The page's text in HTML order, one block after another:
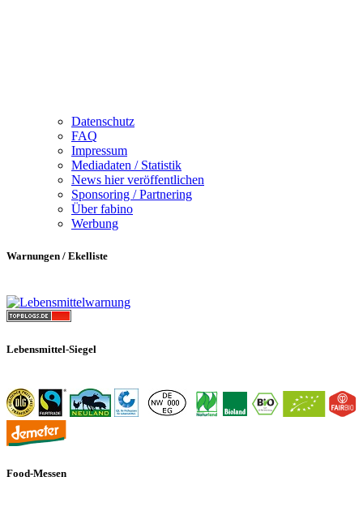
Datenschutz
FAQ
Impressum
Mediadaten / Statistik
News hier veröffentlichen
Sponsoring / Partnering
Über fabino
Werbung
Warnungen / Ekelliste
Lebensmittel-Siegel
Food-Messen